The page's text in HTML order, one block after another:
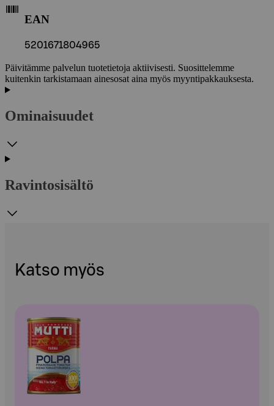
EAN
5201671804965
Päivitämme palvelun tuotetietoja aktiivisesti. Suosittelemme
kuitenkin tarkistamaan ainesosat aina myös myyntipakkauksesta.
Ominaisuudet
Ravintosisältö
Katso myös